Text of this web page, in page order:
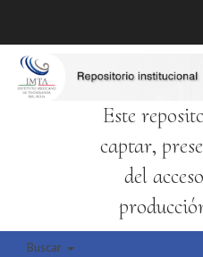
Este
captar,
del
Buscar